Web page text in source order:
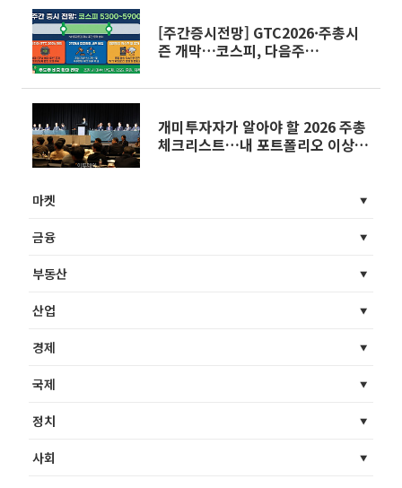
[주간증시전망] GTC2026·주총시
즌 개막…코스피, 다음주
개미투자자가 알아야 할 2026 주총
체크리스트…내 포트폴리오 이상
마켓
금융
부동산
산업
경제
국제
정치
사회